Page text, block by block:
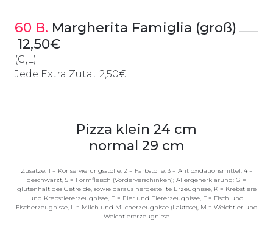
60 B. Margherita Famiglia (groß)
12,50€
(G,L)
Jede Extra Zutat 2,50€
Pizza klein 24 cm
normal 29 cm
Zusätze: 1 = Konservierungsstoffe, 2 = Farbstoffe, 3 = Antioxidationsmittel, 4 =
geschwärzt, 5 = Formfleisch (Vorderverschinken); Allergenerklärung: G =
glutenhaltiges Getreide, sowie daraus hergestellte Erzeugnisse, K = Krebstiere
und Krebstiererzeugnisse, E = Eier und Eiererzeugnisse, F = Fisch und
Fischerzeugnisse, L = Milch und Milcherzeugnisse (Laktose), M = Weichtier und
Weichtiererzeugnisse